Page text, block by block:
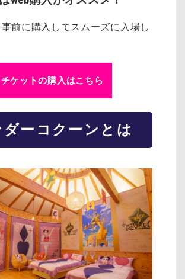
前に購入してスムーズに入場し
チケットの購入はこちら
ーコクーンとは